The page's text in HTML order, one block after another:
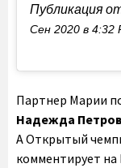
Публикация
Сен 2020 в 4:32
Партнер Марии
Надежда
А Открытый
комментирует на